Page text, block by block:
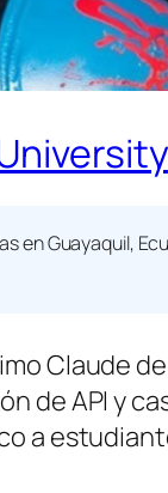
en Guayaquil,
Claude
de API y
a